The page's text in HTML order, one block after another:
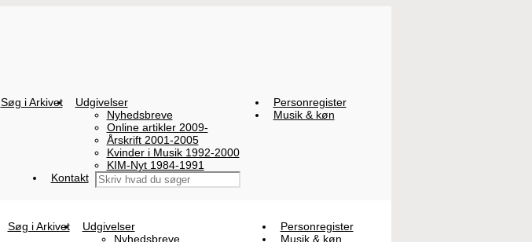
Søg i Arkivet
Udgivelser
Nyhedsbreve
Online artikler 2009-
Årskrift 2001-2005
Kvinder i Musik 1992-2000
KIM-Nyt 1984-1991
Personregister
Musik & køn
Kontakt
Søg i Arkivet
Udgivelser
Nyhedsbreve
Personregister
Musik & køn